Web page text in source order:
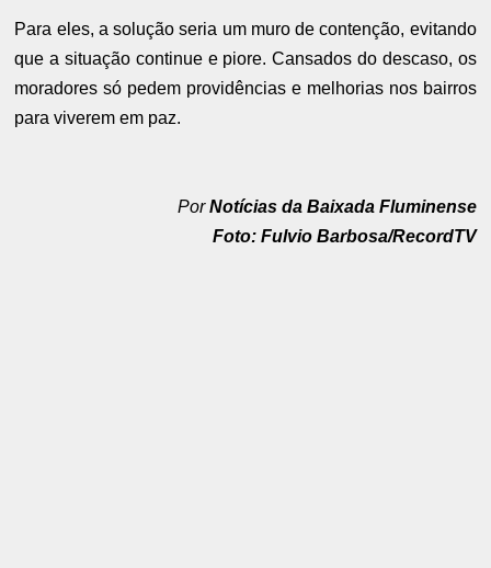
Para eles, a solução seria um muro de contenção, evitando
que a situação continue e piore. Cansados do descaso, os
moradores só pedem providências e melhorias nos bairros
para viverem em paz.
PorNotícias da Baixada Fluminense
Foto: Fulvio Barbosa/RecordTV